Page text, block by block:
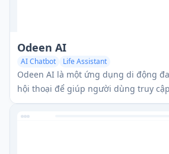
Odeen AI
AI Chatbot Life Assistant
Odeen AI là một ứng dụng di động
hội thoại để giúp người dùng truy
dịch vụ bao gồm vé máy bay, giao đồ
làm, và nhiều hơn nữa thông qua một